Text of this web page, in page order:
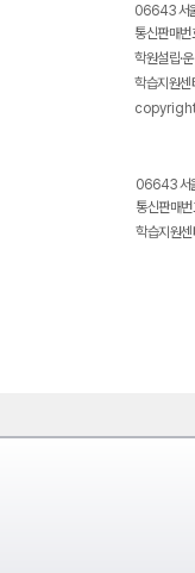
06643 서
통신판매
학원설립·
학습지원
06643 서
통신판매
학습지원